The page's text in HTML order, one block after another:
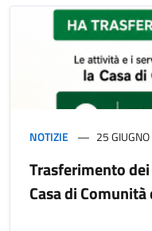
NOTIZIE 25
Trasferimento
Casa di